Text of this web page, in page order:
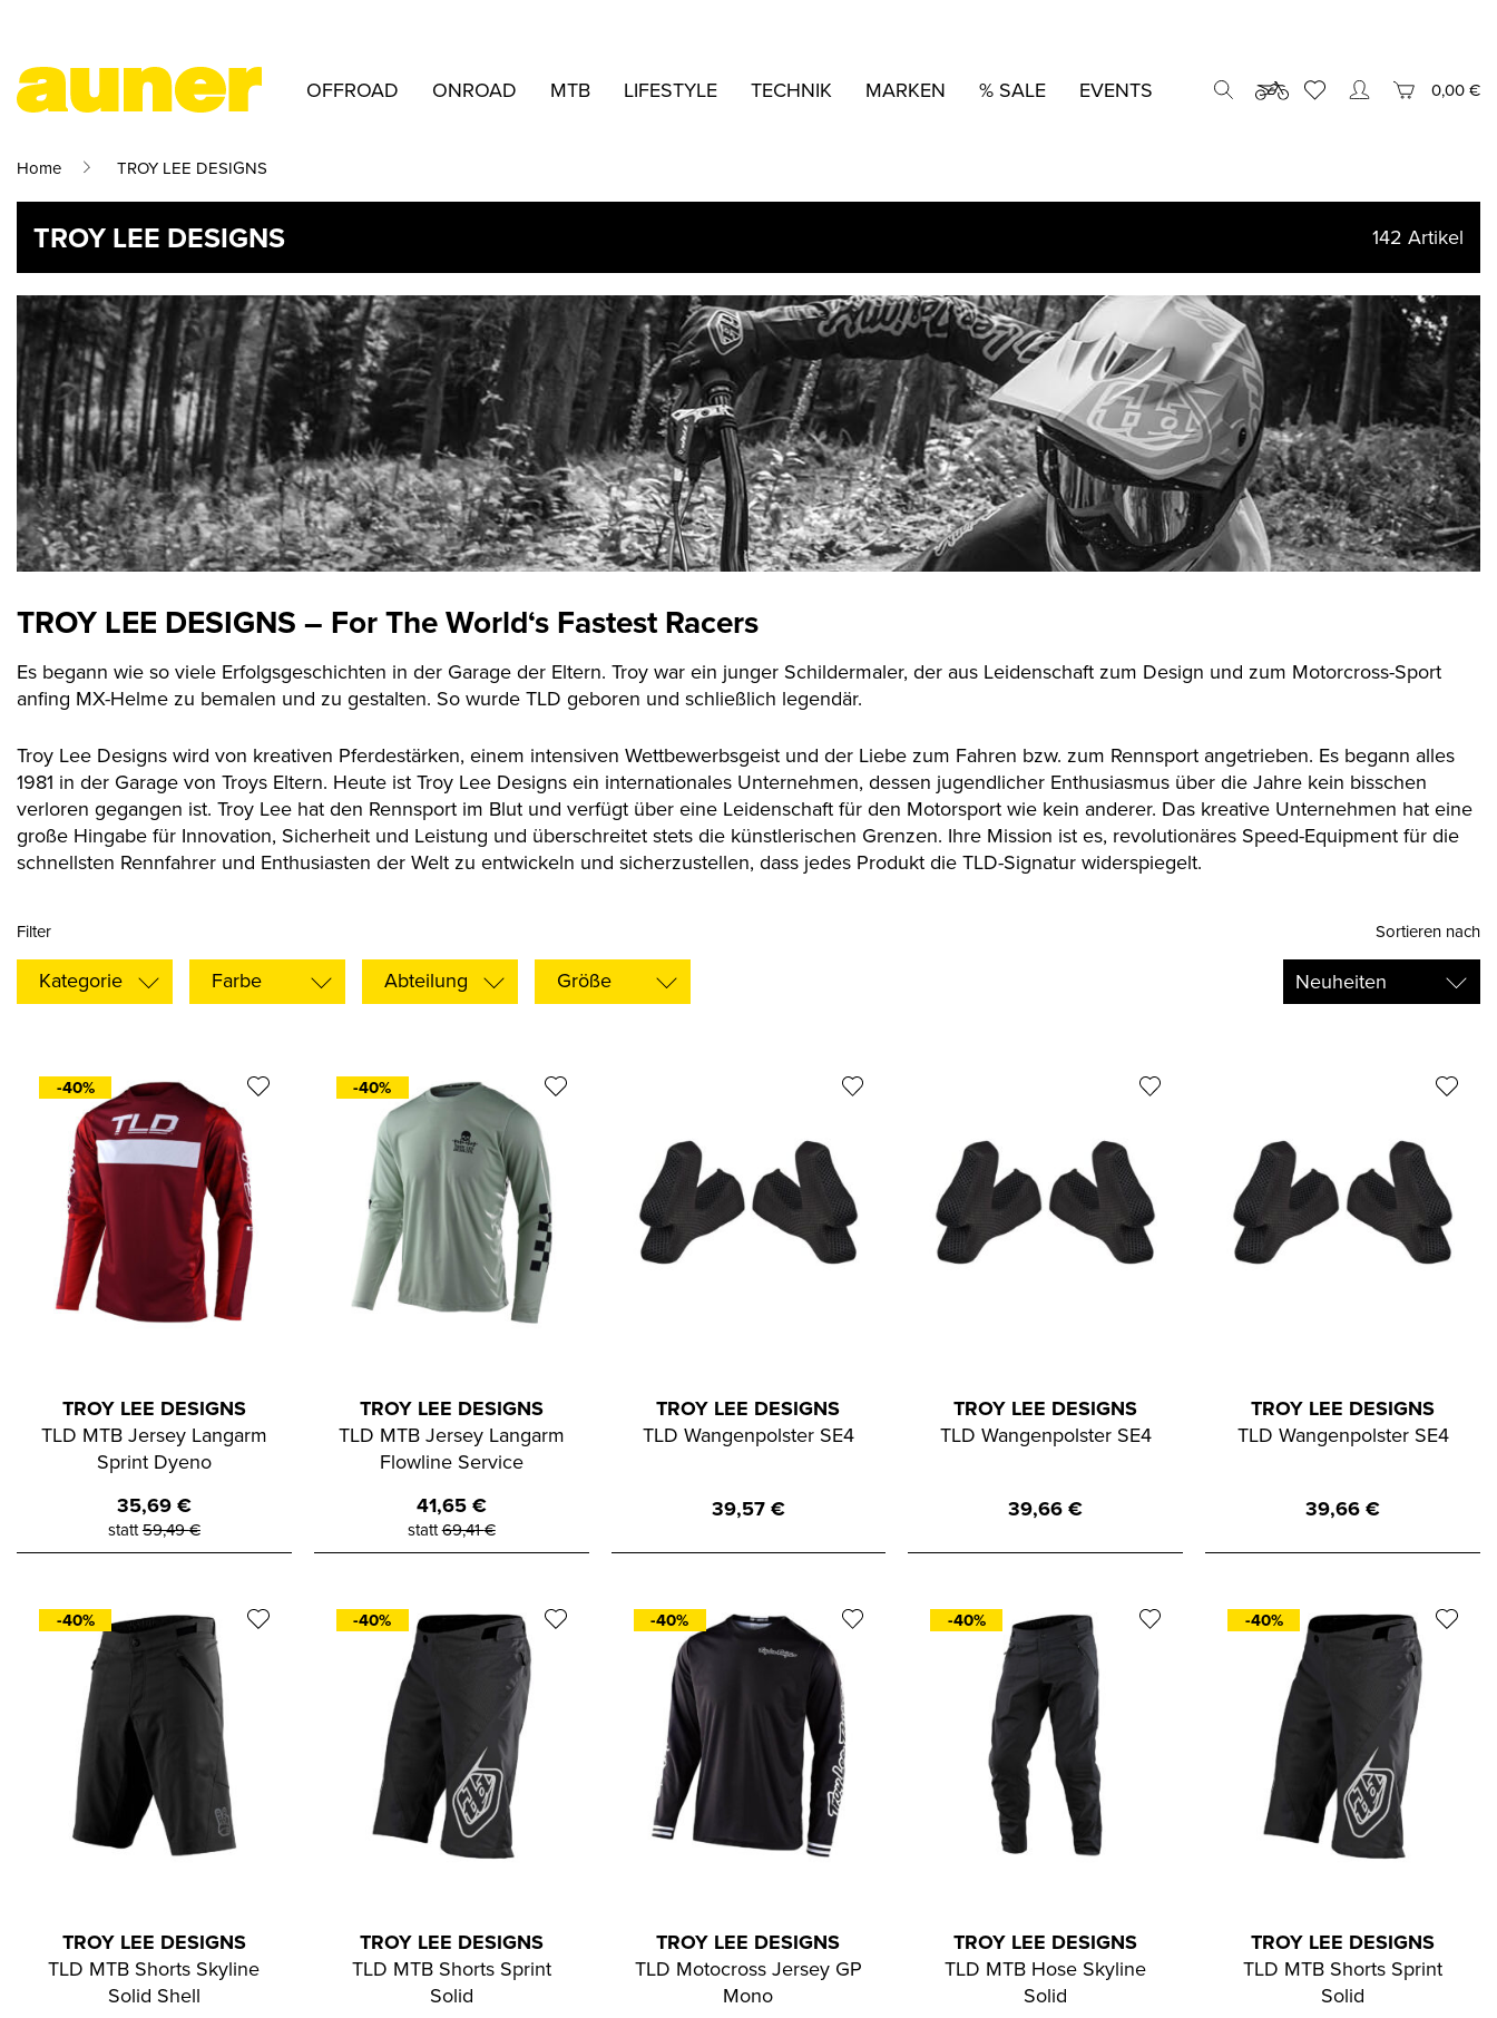
OFFROAD ONROAD MTB LIFESTYLE TECHNIK MARKEN % SALE EVENTS 0,00 €
Home TROY LEE DESIGNS
TROY LEE DESIGNS 142 Artikel
TROY LEE DESIGNS – For The World‘s Fastest Racers
Es begann wie so viele Erfolgsgeschichten in der Garage der Eltern. Troy war ein junger Schildermaler, der aus Leidenschaft zum Design und zum Motorcross-Sport
anfing MX-Helme zu bemalen und zu gestalten. So wurde TLD geboren und schließlich legendär.
Troy Lee Designs wird von kreativen Pferdestärken, einem intensiven Wettbewerbsgeist und der Liebe zum Fahren bzw. zum Rennsport angetrieben. Es begann alles
1981 in der Garage von Troys Eltern. Heute ist Troy Lee Designs ein internationales Unternehmen, dessen jugendlicher Enthusiasmus über die Jahre kein bisschen
verloren gegangen ist. Troy Lee hat den Rennsport im Blut und verfügt über eine Leidenschaft für den Motorsport wie kein anderer. Das kreative Unternehmen hat eine
große Hingabe für Innovation, Sicherheit und Leistung und überschreitet stets die künstlerischen Grenzen. Ihre Mission ist es, revolutionäres Speed-Equipment für die
schnellsten Rennfahrer und Enthusiasten der Welt zu entwickeln und sicherzustellen, dass jedes Produkt die TLD-Signatur widerspiegelt.
Filter
Kategorie Farbe Abteilung Größe
Sortieren nach
-40%
TROY LEE DESIGNS
TLD MTB Jersey Langarm
Sprint Dyeno
35,69€
statt59,49€
-40%
TROY LEE DESIGNS
TLD MTB Jersey Langarm
Flowline Service
41,65€
statt69,41€
TROY LEE DESIGNS
TLD Wangenpolster SE4
39,57€
TROY LEE DESIGNS
TLD Wangenpolster SE4
39,66€
TROY LEE DESIGNS
TLD Wangenpolster SE4
39,66€
-40%
TROY LEE DESIGNS
TLD MTB Shorts Skyline
Solid Shell
-40%
TROY LEE DESIGNS
TLD MTB Shorts Sprint
Solid
-40%
TROY LEE DESIGNS
TLD Motocross Jersey GP
Mono
-40%
TROY LEE DESIGNS
TLD MTB Hose Skyline
Solid
-40%
TROY LEE DESIGNS
TLD MTB Shorts Sprint
Solid